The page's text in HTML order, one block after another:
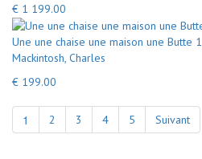
€ 1 199.00
Une une chaise une maison une Butte 1
Mackintosh, Charles
€ 199.00
1 2 3 4 5 Suivant